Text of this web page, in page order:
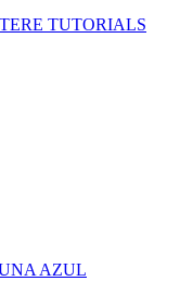
TUTORIALS
AZUL